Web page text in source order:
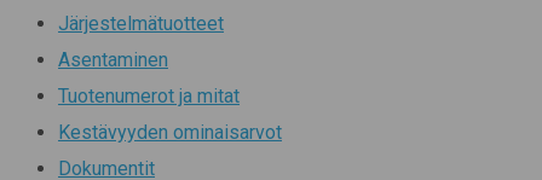
Järjestelmätuotteet
Asentaminen
Tuotenumerot ja mitat
Kestävyyden ominaisarvot
Dokumentit